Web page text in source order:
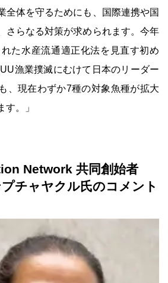
全体を守るためにも、国際連携や国
さらなる対策が求められます。今年
た水産流通適正化法を見直す初め
漁業撲滅にむけて日本のリーダー
、現在わずか7種の対象魚種が拡大
す。」
Network 共同創始者
チャヤクル氏のコメント